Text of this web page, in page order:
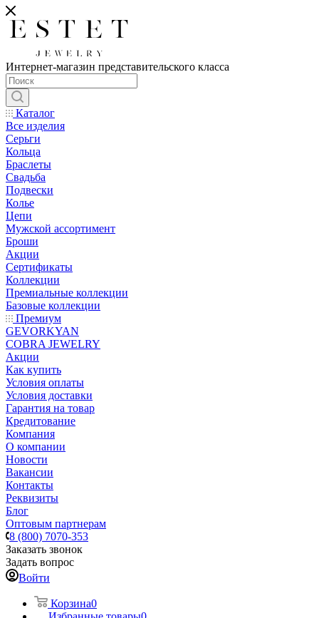
Интернет-магазин представительского класса
Каталог
Все изделия
Серьги
Кольца
Браслеты
Свадьба
Подвески
Колье
Цепи
Мужской ассортимент
Броши
Акции
Сертификаты
Коллекции
Премиальные коллекции
Базовые коллекции
Премиум
GEVORKYAN
COBRA JEWELRY
Акции
Как купить
Условия оплаты
Условия доставки
Гарантия на товар
Кредитование
Компания
О компании
Новости
Вакансии
Контакты
Реквизиты
Блог
Оптовым партнерам
8 (800) 7070-353
Заказать звонок
Задать вопрос
Войти
Корзина0